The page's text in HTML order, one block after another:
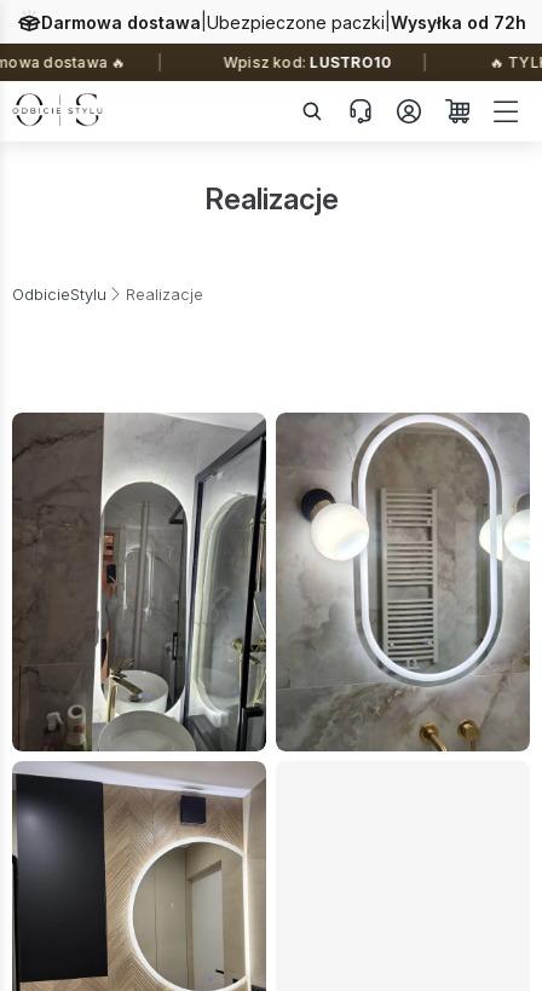
Darmowa dostawa Ubezpieczone paczki Wysyłka od 72h
dostawa 🔥 Wpisz kod:LUSTRO10 🔥 TYLKO
Realizacje
OdbicieStylu Realizacje